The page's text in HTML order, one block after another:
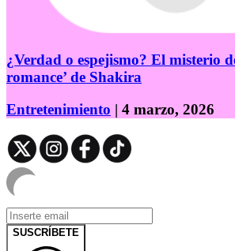
¿Verdad o espejismo? El misterio
romance’ de Shakira
Entretenimiento | 4 marzo, 2026
SUSCRÍBETE